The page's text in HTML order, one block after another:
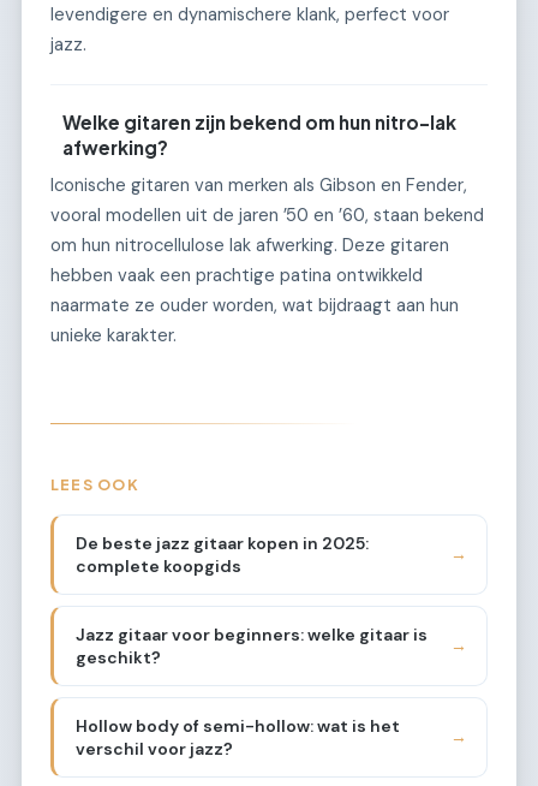
levendigere en dynamischere klank, perfect voor
jazz.
Welke gitaren zijn bekend om hun nitro-lak
afwerking?
Iconische gitaren van merken als Gibson en Fender,
vooral modellen uit de jaren ’50 en ’60, staan bekend
om hun nitrocellulose lak afwerking. Deze gitaren
hebben vaak een prachtige patina ontwikkeld
naarmate ze ouder worden, wat bijdraagt aan hun
unieke karakter.
LEES OOK
De beste jazz gitaar kopen in 2025:
complete koopgids
→
Jazz gitaar voor beginners: welke gitaar is
geschikt?
→
Hollow body of semi-hollow: wat is het
verschil voor jazz?
→